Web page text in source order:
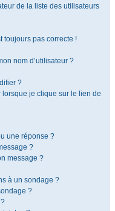
de la liste des utilisateurs
toujours pas correcte !
nom d’utilisateur ?
?
lorsque je clique sur le lien de
une réponse ?
?
message ?
à un sondage ?
?